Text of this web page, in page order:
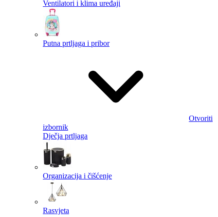
Ventilatori i klima uređaji
Putna prtljaga i pribor
Otvoriti
izbornik
Dječja prtljaga
Organizacija i čišćenje
Rasvjeta